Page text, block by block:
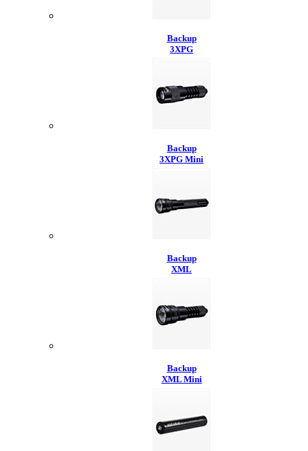
Backup
3XPG
Backup
3XPG Mini
Backup
XML
Backup
XML Mini